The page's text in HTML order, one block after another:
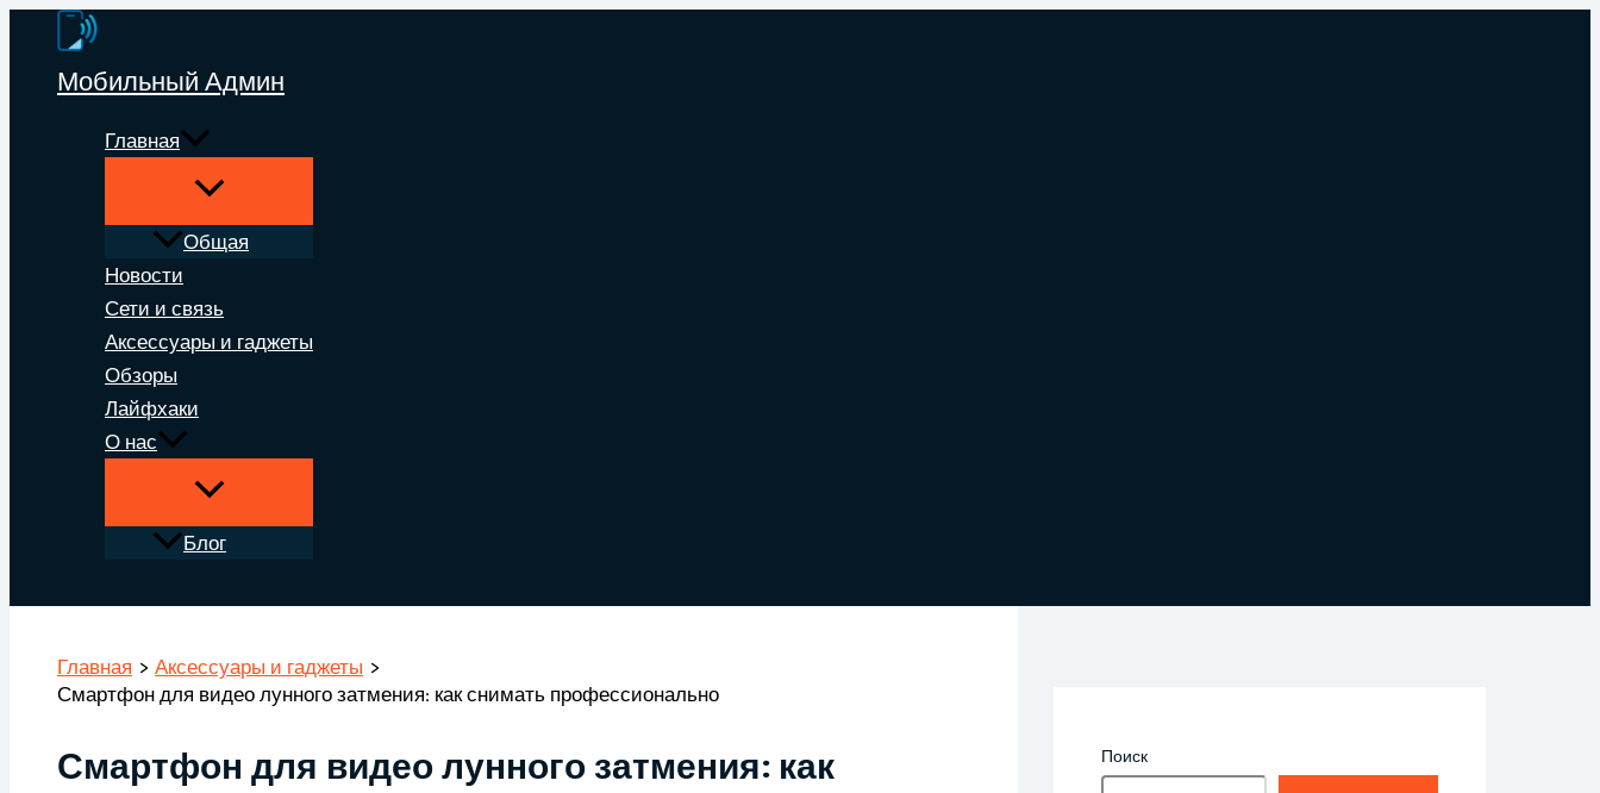
Перейти
содержимому
Мобильный Админ
Главная
Общая
Новости
Сети и связь
Аксессуары и гаджеты
Обзоры
Лайфхаки
О нас
Блог
Главная
Аксессуары и гаджеты
Смартфон для видео лунного затмения: как снимать профессионально
Смартфон для видео лунного затмения: как
Поиск